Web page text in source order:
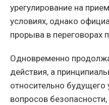
урегулирование на
условиях, однако
прорыва в переговорах
Одновременно
действия, а
относительно будущего
вопросов